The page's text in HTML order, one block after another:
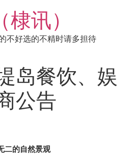
讯）
不好选的不精时请多担待
岛餐饮、娱
公告
二的自然景观